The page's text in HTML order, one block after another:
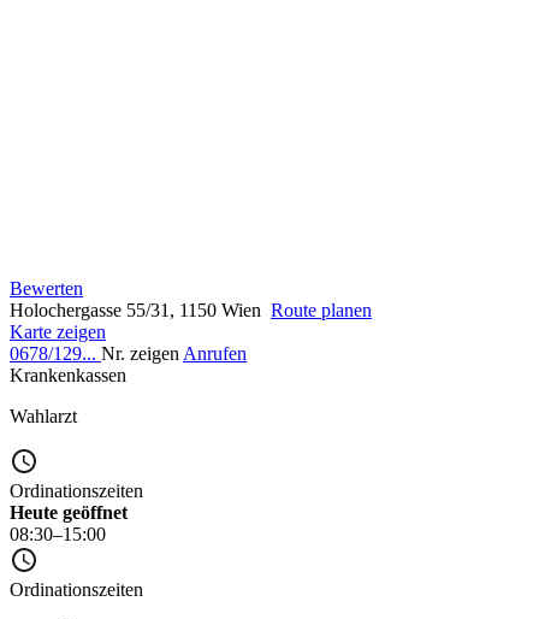
Bewerten
Holochergasse 55/31, 1150 Wien Route planen
Karte zeigen
0678/129... Nr. zeigen Anrufen
Krankenkassen
Wahlarzt
Ordinationszeiten
Heute geöffnet
08:30–15:00
Ordinationszeiten